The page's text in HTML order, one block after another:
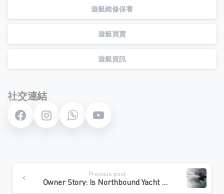
遊艇維修保養
遊艇買賣
遊艇資訊
社交連結
Reading
Previous post
Owner Story: Is Northbound Yacht Maintenance Worth It?